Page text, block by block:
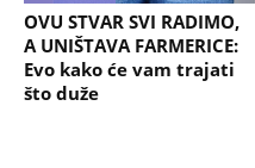
OVU STVAR SVI RADIMO,
A UNIŠTAVA FARMERICE:
Evo kako će vam trajati
što duže